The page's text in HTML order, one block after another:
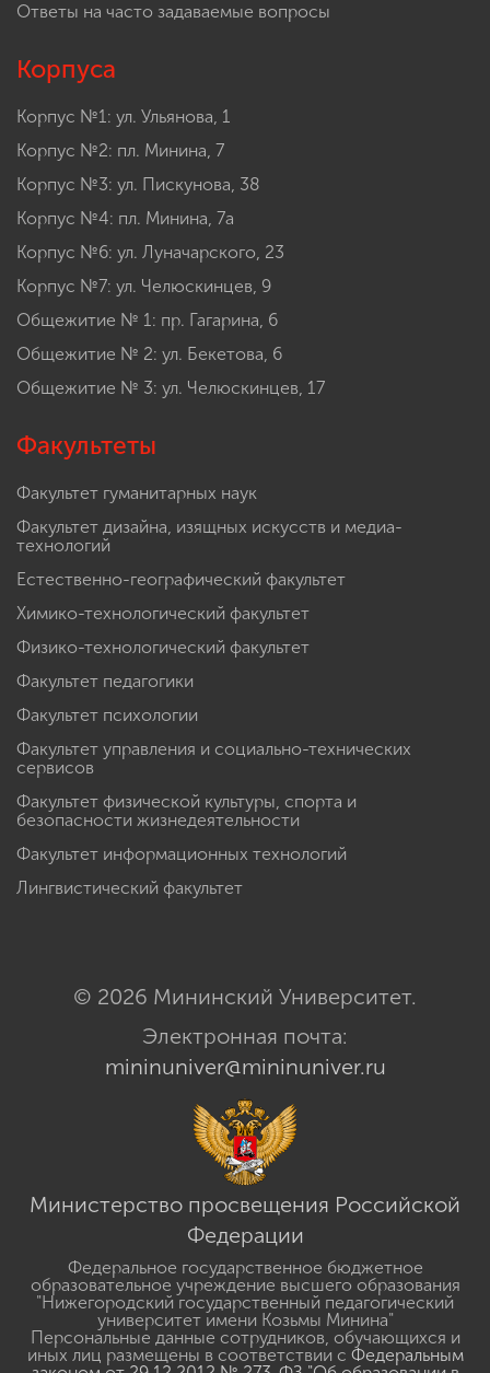
Ответы на часто задаваемые вопросы
Корпуса
Корпус №1: ул. Ульянова, 1
Корпус №2: пл. Минина, 7
Корпус №3: ул. Пискунова, 38
Корпус №4: пл. Минина, 7а
Корпус №6: ул. Луначарского, 23
Корпус №7: ул. Челюскинцев, 9
Общежитие № 1: пр. Гагарина, 6
Общежитие № 2: ул. Бекетова, 6
Общежитие № 3: ул. Челюскинцев, 17
Факультеты
Факультет гуманитарных наук
Факультет дизайна, изящных искусств и медиа-
технологий
Естественно-географический факультет
Химико-технологический факультет
Физико-технологический факультет
Факультет педагогики
Факультет психологии
Факультет управления и социально-технических
сервисов
Факультет физической культуры, спорта и
безопасности жизнедеятельности
Факультет информационных технологий
Лингвистический факультет
© 2026 Мининский Университет.
Электронная почта:
mininuniver@mininuniver.ru
Министерство просвещения Российской
Федерации
Федеральное государственное бюджетное
образовательное учреждение высшего образования
"Нижегородский государственный педагогический
университет имени Козьмы Минина"
Персональные данные сотрудников, обучающихся и
иных лиц размещены в соответствии с Федеральным